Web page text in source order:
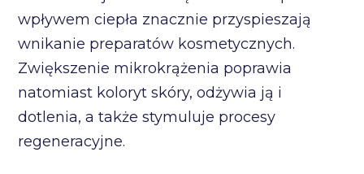
wpływem ciepła znacznie przyspieszają
wnikanie preparatów kosmetycznych.
Zwiększenie mikrokrążenia poprawia
natomiast koloryt skóry, odżywia ją i
dotlenia, a także stymuluje procesy
regeneracyjne.